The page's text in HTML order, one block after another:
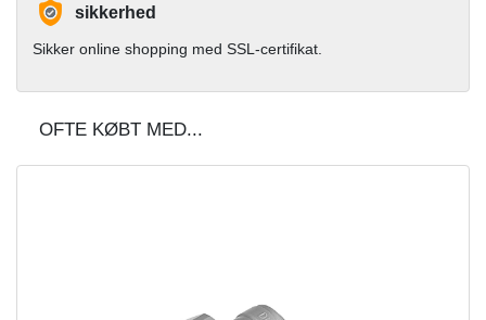
sikkerhed
Sikker online shopping med SSL-certifikat.
OFTE KØBT MED...